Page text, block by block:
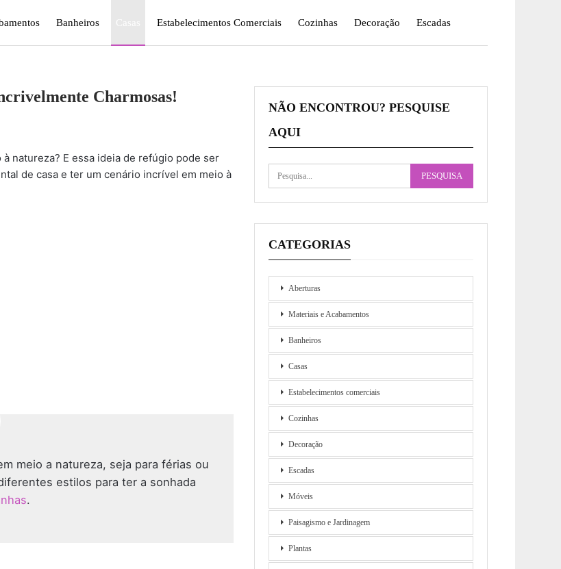
Banheiros Estabelecimentos Comerciais Cozinhas Decoração Escadas
Charmosas!
natureza? E essa ideia de refúgio pode ser
de casa e ter um cenário incrível em meio à
meio a natureza, seja para férias ou
estilos para ter a sonhada
.
NÃO ENCONTROU? PESQUISE
AQUI
CATEGORIAS
Aberturas
Materiais e Acabamentos
Banheiros
Casas
Estabelecimentos comerciais
Cozinhas
Decoração
Escadas
Móveis
Paisagismo e Jardinagem
Plantas